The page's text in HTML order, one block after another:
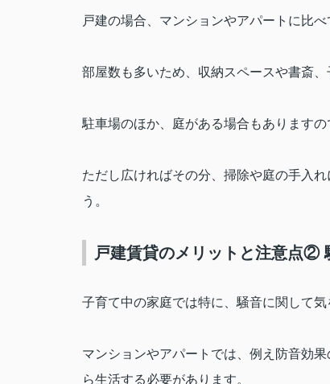
戸建の場合、マンションやアパートに比
部屋数も多いため、収納スペースや書斎
駐車場のほか、庭がある場合もあります
ただし広ければその分、掃除や庭の手入
う。
戸建賃貸のメリットと注意点②
子育て中の家庭では特に、騒音に関して
マンションやアパートでは、例え防音効
ら生活する必要があります。